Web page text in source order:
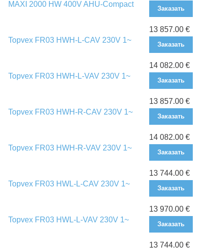
MAXI 2000 HW 400V AHU-Compact
Заказать
Topvex FR03 HWH-L-CAV 230V 1~
13 857.00 €
Заказать
Topvex FR03 HWH-L-VAV 230V 1~
14 082.00 €
Заказать
Topvex FR03 HWH-R-CAV 230V 1~
13 857.00 €
Заказать
Topvex FR03 HWH-R-VAV 230V 1~
14 082.00 €
Заказать
Topvex FR03 HWL-L-CAV 230V 1~
13 744.00 €
Заказать
Topvex FR03 HWL-L-VAV 230V 1~
13 970.00 €
Заказать
13 744.00 €